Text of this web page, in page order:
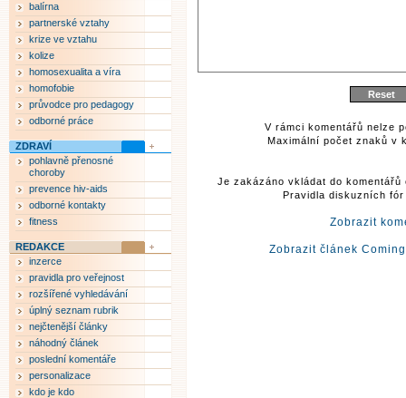
V rámci komentářů nelze
Maximální počet znaků v
Je zakázáno vkládat do
Pravidla diskuzních
Zobrazit
Zobrazit článek
balírna
partnerské vztahy
krize ve vztahu
kolize
homosexualita a víra
homofobie
průvodce pro pedagogy
odborné práce
ZDRAVÍ
pohlavně přenosné
choroby
prevence hiv-aids
odborné kontakty
fitness
REDAKCE
inzerce
pravidla pro veřejnost
rozšířené vyhledávání
úplný seznam rubrik
nejčtenější články
náhodný článek
poslední komentáře
personalizace
kdo je kdo